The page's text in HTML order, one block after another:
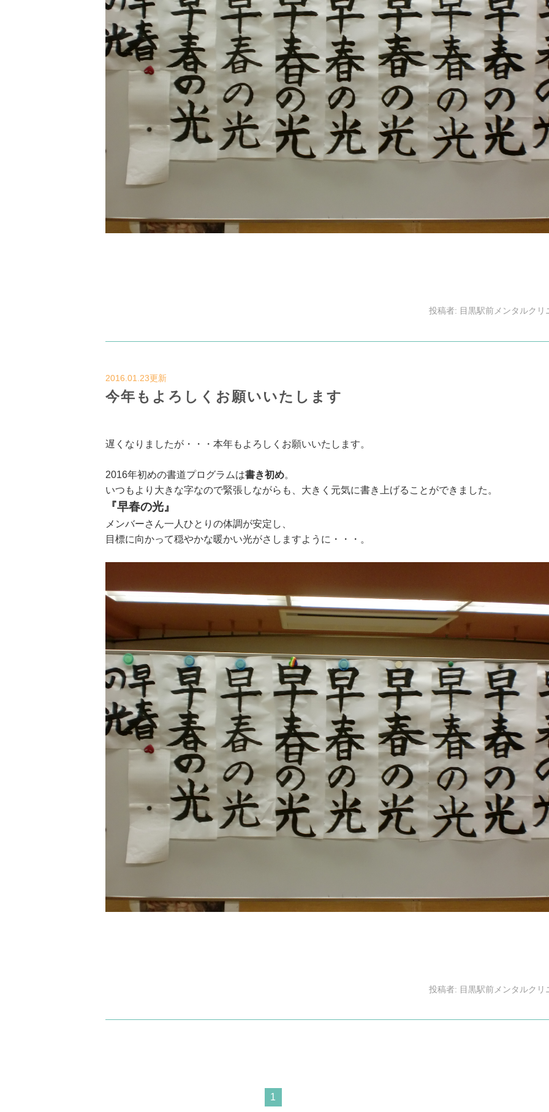
投稿者: 目黒駅前メンタルクリ
2016.01.23更新
今年もよろしくお願いいたします
遅くなりましたが・・・本年もよろしくお願いいたします。
2016年初めの書道プログラムは書き初め。
いつもより大きな字なので緊張しながらも、大きく元気に書き上げることができました。
『早春の光』
メンバーさん一人ひとりの体調が安定し、
目標に向かって穏やかな暖かい光がさしますように・・・。
投稿者: 目黒駅前メンタルクリ
1